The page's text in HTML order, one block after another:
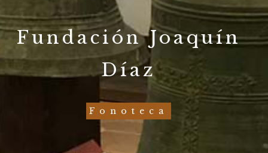
Fundación Joaquín
Díaz
Fonoteca